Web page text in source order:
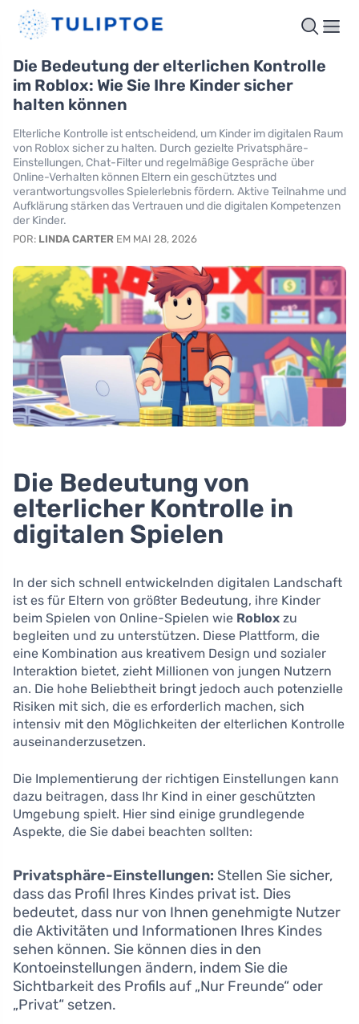
Die Bedeutung der elterlichen Kontrolle
im Roblox: Wie Sie Ihre Kinder sicher
halten können
Elterliche Kontrolle ist entscheidend, um Kinder im digitalen Raum
von Roblox sicher zu halten. Durch gezielte Privatsphäre-
Einstellungen, Chat-Filter und regelmäßige Gespräche über
Online-Verhalten können Eltern ein geschütztes und
verantwortungsvolles Spielerlebnis fördern. Aktive Teilnahme und
Aufklärung stärken das Vertrauen und die digitalen Kompetenzen
der Kinder.
POR: LINDA CARTER EM MAI 28, 2026
Die Bedeutung von
elterlicher Kontrolle in
digitalen Spielen
In der sich schnell entwickelnden digitalen Landschaft
ist es für Eltern von größter Bedeutung, ihre Kinder
beim Spielen von Online-Spielen wie Roblox zu
begleiten und zu unterstützen. Diese Plattform, die
eine Kombination aus kreativem Design und sozialer
Interaktion bietet, zieht Millionen von jungen Nutzern
an. Die hohe Beliebtheit bringt jedoch auch potenzielle
Risiken mit sich, die es erforderlich machen, sich
intensiv mit den Möglichkeiten der elterlichen Kontrolle
auseinanderzusetzen.
Die Implementierung der richtigen Einstellungen kann
dazu beitragen, dass Ihr Kind in einer geschützten
Umgebung spielt. Hier sind einige grundlegende
Aspekte, die Sie dabei beachten sollten:
Privatsphäre-Einstellungen: Stellen Sie sicher,
dass das Profil Ihres Kindes privat ist. Dies
bedeutet, dass nur von Ihnen genehmigte Nutzer
die Aktivitäten und Informationen Ihres Kindes
sehen können. Sie können dies in den
Kontoeinstellungen ändern, indem Sie die
Sichtbarkeit des Profils auf „Nur Freunde“ oder
„Privat“ setzen.